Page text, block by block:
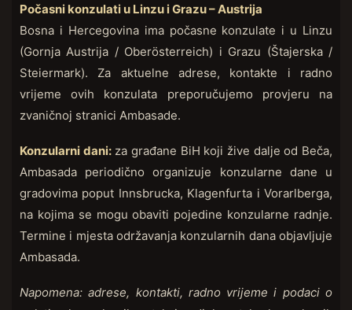
Počasni konzulati u Linzu i Grazu – Austrija
Bosna i Hercegovina ima počasne konzulate i u Linzu
(Gornja Austrija / Oberösterreich) i Grazu (Štajerska /
Steiermark). Za aktuelne adrese, kontakte i radno
vrijeme ovih konzulata preporučujemo provjeru na
zvaničnoj stranici Ambasade.
Konzularni dani:za građane BiH koji žive dalje od Beča,
Ambasada periodično organizuje konzularne dane u
gradovima poput Innsbrucka, Klagenfurta i Vorarlberga,
na kojima se mogu obaviti pojedine konzularne radnje.
Termine i mjesta održavanja konzularnih dana objavljuje
Ambasada.
Napomena: adrese, kontakti, radno vrijeme i podaci o